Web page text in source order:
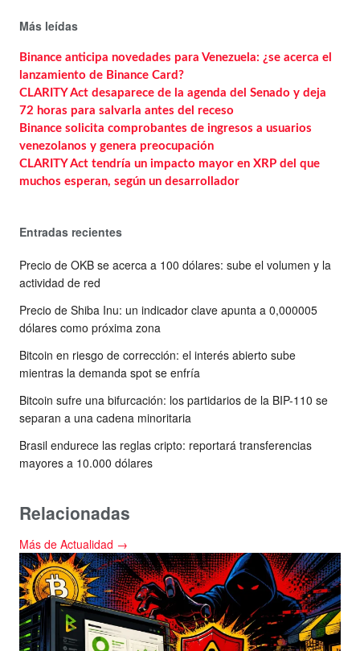
Más leídas
Binance anticipa novedades para Venezuela: ¿se acerca el
lanzamiento de Binance Card?
CLARITY Act desaparece de la agenda del Senado y deja
72 horas para salvarla antes del receso
Binance solicita comprobantes de ingresos a usuarios
venezolanos y genera preocupación
CLARITY Act tendría un impacto mayor en XRP del que
muchos esperan, según un desarrollador
Entradas recientes
Precio de OKB se acerca a 100 dólares: sube el volumen y la
actividad de red
Precio de Shiba Inu: un indicador clave apunta a 0,000005
dólares como próxima zona
Bitcoin en riesgo de corrección: el interés abierto sube
mientras la demanda spot se enfría
Bitcoin sufre una bifurcación: los partidarios de la BIP-110 se
separan a una cadena minoritaria
Brasil endurece las reglas cripto: reportará transferencias
mayores a 10.000 dólares
Relacionadas
Más de Actualidad →